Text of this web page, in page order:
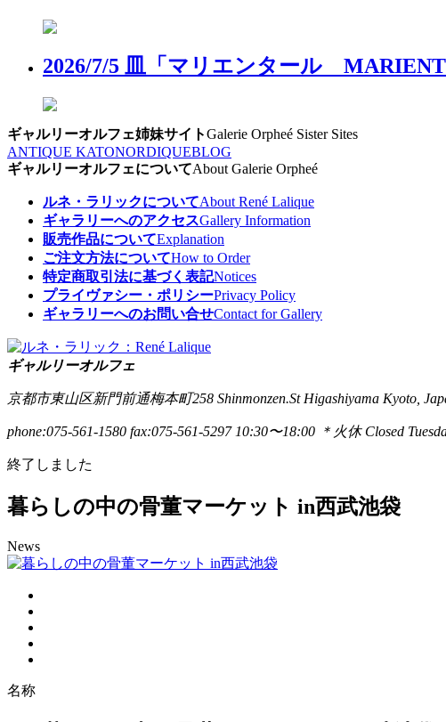
2026/7/5 皿「マリエンタール
ギャルリーオルフェ姉妹サイトGalerie Orpheé Sister Sites
ANTIQUE KATONORDIQUEBLOG
ギャルリーオルフェについてAbout Galerie Orpheé
ルネ・ラリックについてAbout René Lalique
ギャラリーへのアクセスGallery Information
販売作品についてExplanation
ご注文方法についてHow to Order
特定商取引法に基づく表記Notices
プライヴァシー・ポリシーPrivacy Policy
ギャラリーへのお問い合せContact for Gallery
ギャルリーオルフェ
京都市東山区新門前通梅本町258 Shinmonzen.St Higashiyama Kyoto,
phone:075-561-1580 fax:075-561-5297 10:30〜18:00 ＊火休 Closed
終了しました
暮らしの中の骨董マーケット in西武池袋
News
名称